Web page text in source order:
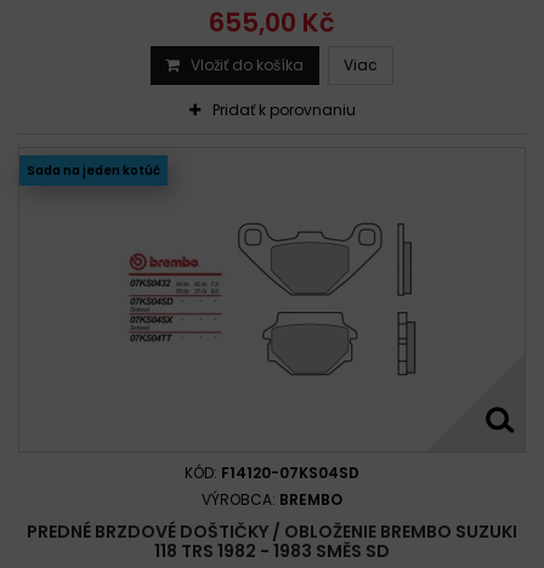
655,00 Kč
Vložiť do košíka Viac
Pridať k porovnaniu
Sada na jeden kotúč
KÓD: F14120-07KS04SD
VÝROBCA: BREMBO
PREDNÉ BRZDOVÉ DOŠTIČKY / OBLOŽENIE BREMBO SUZUKI
118 TRS 1982 - 1983 SMĚS SD